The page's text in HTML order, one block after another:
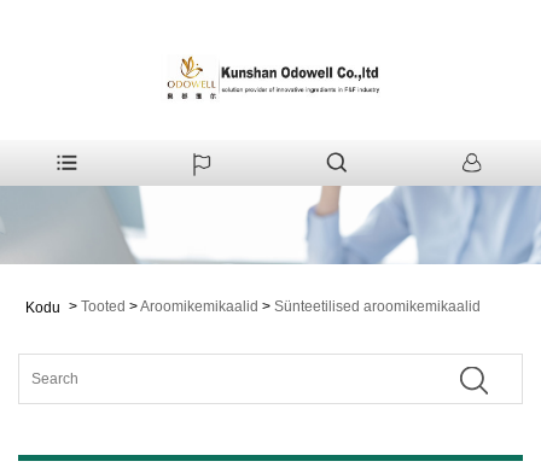
Kodu > Tooted >Aroomikemikaalid > Sünteetilised aroomikemikaalid